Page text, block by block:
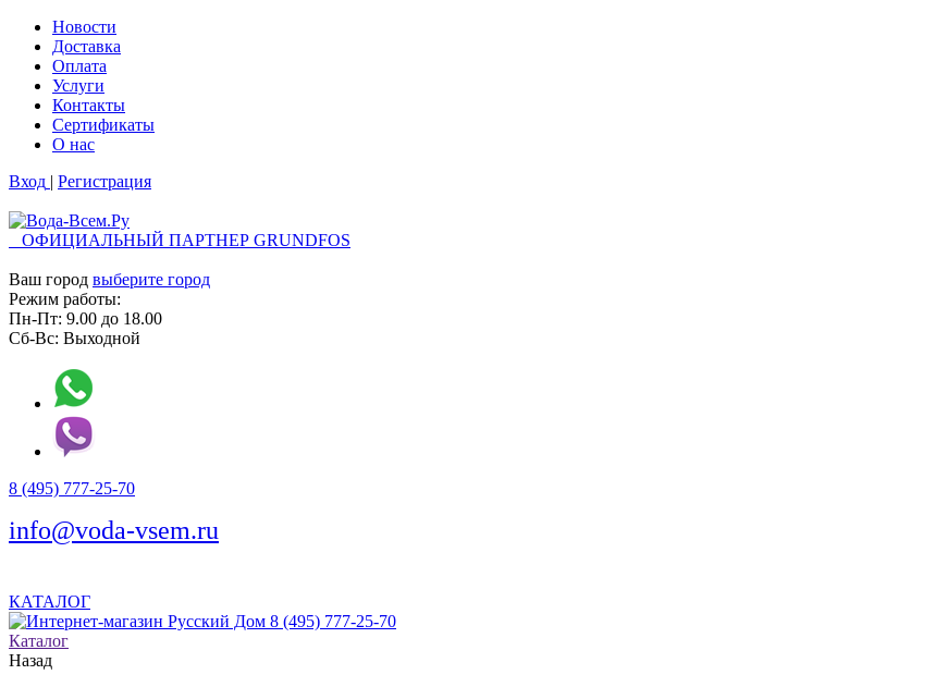
Новости
Доставка
Оплата
Услуги
Контакты
Cертификаты
О нас
Вход | Регистрация
ОФИЦИАЛЬНЫЙ ПАРТНЕР GRUNDFOS
Ваш город выберите город
Режим работы:
Пн-Пт: 9.00 до 18.00
Сб-Вс: Выходной
8 (495) 777-25-70
info@voda-vsem.ru
КАТАЛОГ
8 (495) 777-25-70
Каталог
Назад